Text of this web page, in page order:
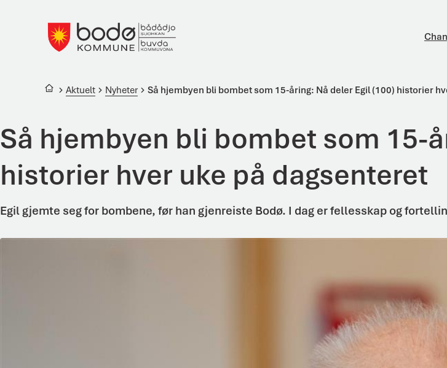
Du er her:
Aktuelt Nyheter Så hjembyen bli bombet som 15-åring: Nå deler Egil (100) historier
Så hjembyen bli bombet som 15-
historier hver uke på dagsenteret
Egil gjemte seg for bombene, før han gjenreiste Bodø. I dag er fellesskap og